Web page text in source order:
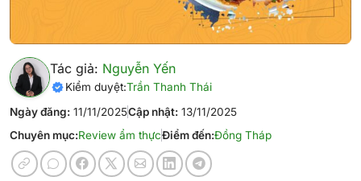
Tác giả: Nguyễn Yến
Kiểm duyệt:Trần Thanh Thái
Ngày đăng: 11/11/2025Cập nhật: 13/11/2025
Chuyên mục:Review ẩm thựcĐiểm đến:Đồng Tháp